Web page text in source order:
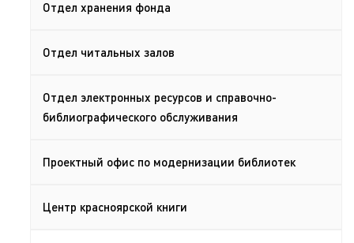
Отдел хранения фонда
Отдел читальных залов
Отдел электронных ресурсов и справочно-
библиографического обслуживания
Проектный офис по модернизации библиотек
Центр красноярской книги